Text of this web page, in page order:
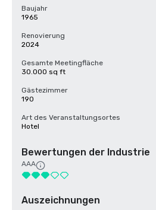
Baujahr
1965
Renovierung
2024
Gesamte Meetingfläche
30.000 sq ft
Gästezimmer
190
Art des Veranstaltungsortes
Hotel
Bewertungen der Industrie
AAA
Auszeichnungen